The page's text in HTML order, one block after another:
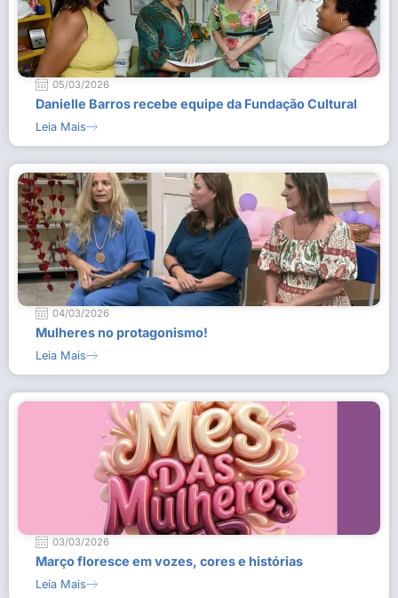
05/03/2026
Danielle Barros recebe equipe da Fundação Cultural
Leia Mais
04/03/2026
Mulheres no protagonismo!
Leia Mais
03/03/2026
Março floresce em vozes, cores e histórias
Leia Mais